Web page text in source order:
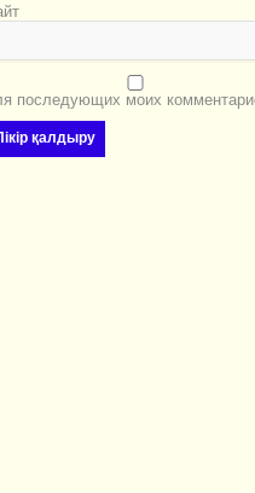
последующих моих